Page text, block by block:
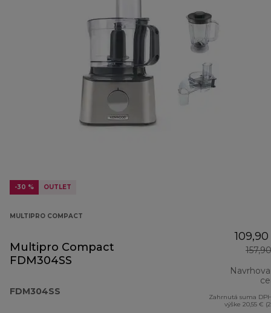
-30 % OUTLET
MULTIPRO COMPACT
Multipro Compact
FDM304SS
FDM304SS
Zahrnutá suma
výške 20,55 €